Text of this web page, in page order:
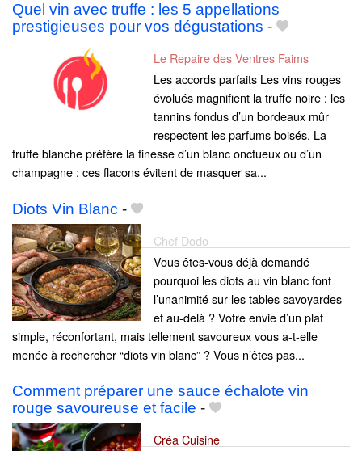
Quel vin avec truffe : les 5 appellations
prestigieuses pour vos dégustations -
Le Repaire des Ventres Faims
Les accords parfaits Les vins rouges
évolués magnifient la truffe noire : les
tannins fondus d’un bordeaux mûr
respectent les parfums boisés. La
truffe blanche préfère la finesse d’un blanc onctueux ou d’un
champagne : ces flacons évitent de masquer sa...
Diots Vin Blanc -
Chef Dodo
Vous êtes-vous déjà demandé
pourquoi les diots au vin blanc font
l’unanimité sur les tables savoyardes
et au-delà ? Votre envie d’un plat
simple, réconfortant, mais tellement savoureux vous a-t-elle
menée à rechercher “diots vin blanc” ? Vous n’êtes pas...
Comment préparer une sauce échalote vin
rouge savoureuse et facile -
Créa Cuisine